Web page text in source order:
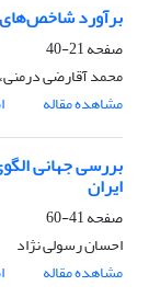
برآورد شاخص‌های
صفحه21-40
محمد آقارضی
مشاهده مقاله
بررسی جهانی
ایران
صفحه41-60
احسان رسولی نژاد
مشاهده مقاله